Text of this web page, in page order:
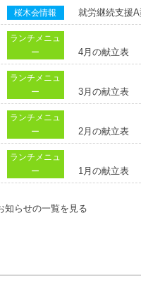
桜木会情報 就労継続支援
ランチメニュ
ー
4月の献立表
ランチメニュ
ー
3月の献立表
ランチメニュ
ー
2月の献立表
ランチメニュ
ー
1月の献立表
知らせの一覧を見る